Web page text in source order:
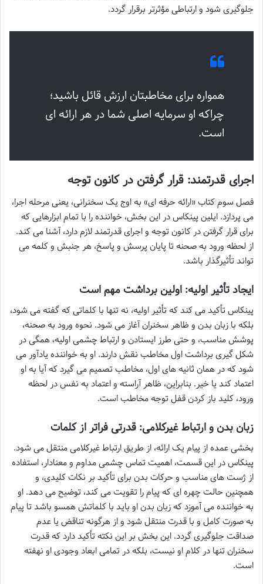
جلوگیری شود و ارتباطی مؤثرتر برقرار گردد.
همواره برای مخاطبتان ارزش قائل باشید؛
چراکه او سرمایه اصلی شما در هر ارائه ای
است.
اجرای قدرتمند: قرار گرفتن در کانون توجه
فصل سوم کتاب «ارائه حرفه ای» به اوج یک سخنرانی، یعنی مرحله اجرا،
می پردازد. ایلین پینکاس در این بخش، خواننده را با تمام ابزارهایی که
برای قرار گرفتن در کانون توجه و اجرای قدرتمند لازم دارد، آشنا می کند.
از لحظه ورود به صحنه تا پایان پرسش و پاسخ، هر جنبش و کلمه می
تواند تأثیرگذار باشد.
ایجاد تأثیر اولیه: اولین برداشت مهم است
پینکاس تأکید می کند که تأثیر اولیه، نه تنها با کلماتی که گفته می شود،
بلکه با زبان بدن و ظاهر سخنران آغاز می شود. نحوه ورود به صحنه،
پوشش مناسب، و حتی طرز ایستادن و ارتباط چشمی اولیه، همگی در
شکل گیری برداشت اول مخاطب نقش دارند. او به خواننده یادآور می
شود که در همان ثانیه های اول، مخاطب تصمیم می گیرد که آیا به او
اعتماد کند یا خیر. بنابراین، ظاهر آراسته و اعتماد به نفس در لحظه
ورود، کلید باز کردن قفل توجه مخاطب است.
زبان بدن و ارتباط غیرکلامی: قدرتی فراتر از کلمات
بخشی عمده از پیام یک ارائه، از طریق ارتباط غیرکلامی منتقل می شود.
پینکاس در این قسمت، اهمیت تماس چشمی مداوم و معنادار، استفاده
از ژست های مناسب و حرکات بدن برای تأکید بر نکات کلیدی، و
همچنین حالت چهره ای که پیام را تقویت می کند، توضیح می دهد. او
به خواننده می آموزد که زبان بدن او باید با کلماتش همسو باشد تا پیام
به صورت کامل و با قدرت منتقل شود و از هرگونه تناقض یا عدم
صداقت جلوگیری گردد. این بخش بر این نکته تأکید دارد که قدرت
سخنران تنها در کلام او نیست، بلکه در تمامی ابعاد وجودی او نهفته
است.